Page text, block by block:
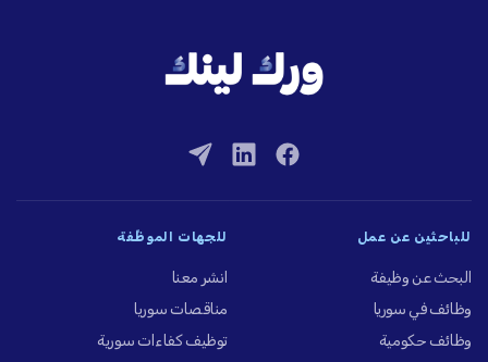
للباحثين عن عمل
البحث عن وظيفة
وظائف في سوريا
وظائف حكومية
للجهات الموظِّفة
انشر معنا
مناقصات سوريا
توظيف كفاءات سورية